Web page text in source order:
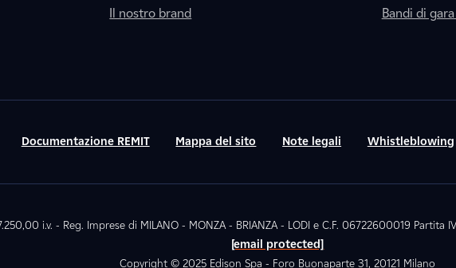
Il nostro brand Bandi di
Documentazione REMIT Mappa del sito Note legali Whistleblowing
i.v. - Reg. Imprese di MILANO - MONZA - BRIANZA - LODI e C.F. 06722600019 Partita
[email protected]
Copyright © 2025 Edison Spa - Foro Buonaparte 31, 20121 Milano